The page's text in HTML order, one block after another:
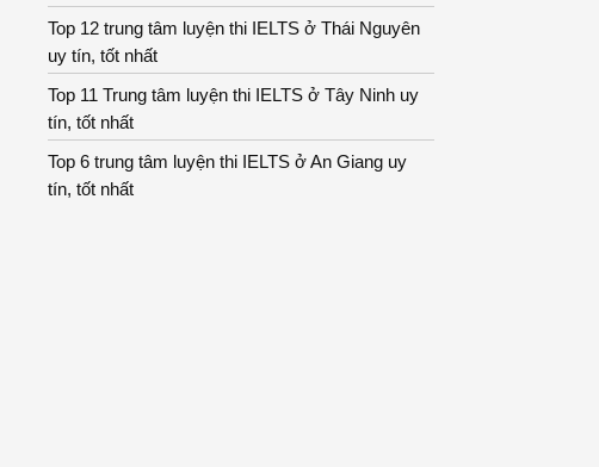
Top 12 trung tâm luyện thi IELTS ở Thái Nguyên
uy tín, tốt nhất
Top 11 Trung tâm luyện thi IELTS ở Tây Ninh uy
tín, tốt nhất
Top 6 trung tâm luyện thi IELTS ở An Giang uy
tín, tốt nhất